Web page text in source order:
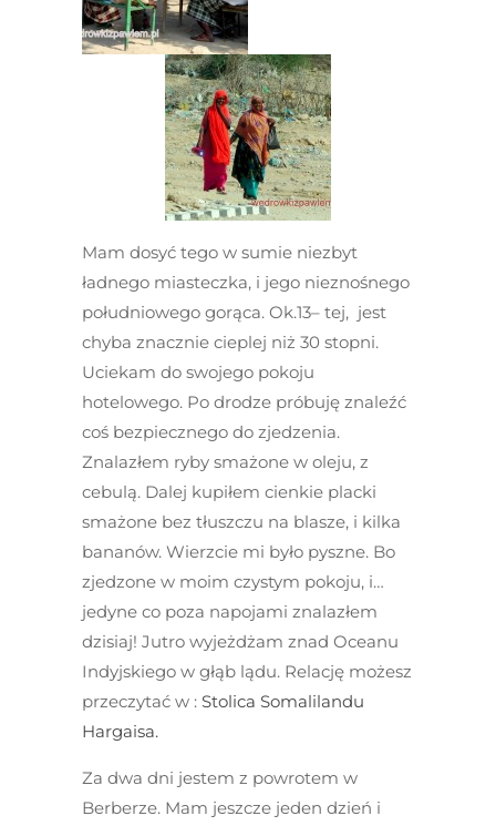
Mam dosyć tego w sumie niezbyt
ładnego miasteczka, i jego nieznośnego
południowego gorąca. Ok.13– tej, jest
chyba znacznie cieplej niż 30 stopni.
Uciekam do swojego pokoju
hotelowego. Po drodze próbuję znaleźć
coś bezpiecznego do zjedzenia.
Znalazłem ryby smażone w oleju, z
cebulą. Dalej kupiłem cienkie placki
smażone bez tłuszczu na blasze, i kilka
bananów. Wierzcie mi było pyszne. Bo
zjedzone w moim czystym pokoju, i…
jedyne co poza napojami znalazłem
dzisiaj! Jutro wyjeżdżam znad Oceanu
Indyjskiego w głąb lądu. Relację możesz
przeczytać w : Stolica Somalilandu
Hargaisa.
Za dwa dni jestem z powrotem w
Berberze. Mam jeszcze jeden dzień i